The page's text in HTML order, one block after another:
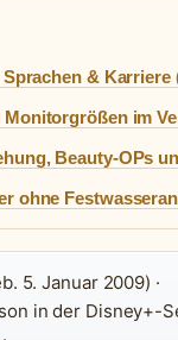
& Karriere
im
Beauty-OPs
ohne
5. Januar 2009) ·
in der Disney+-